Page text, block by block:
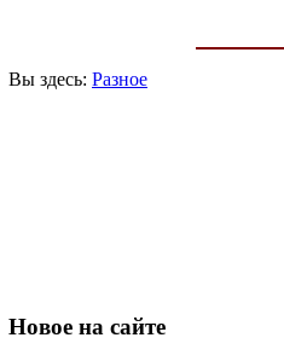
Вы здесь: Разное
Новое на сайте